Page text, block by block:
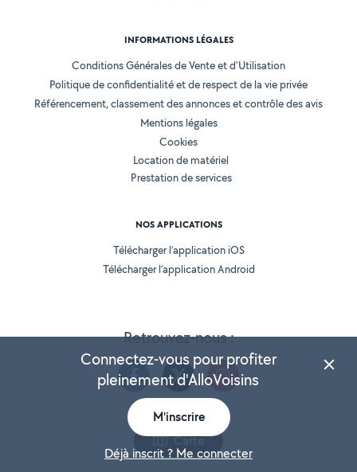
Carte
Retrouvez-nous :
INFORMATIONS LÉGALES
Conditions Générales de Vente et d'Utilisation
Politique de confidentialité et de respect de la vie privée
Référencement, classement des annonces et contrôle des avis
Mentions légales
Cookies
Location de matériel
Prestation de services
NOS APPLICATIONS
Télécharger l’application iOS
Télécharger l’application Android
Connectez-vous pour profiter
pleinement d'AlloVoisins
M'inscrire
Déjà inscrit ? Me connecter